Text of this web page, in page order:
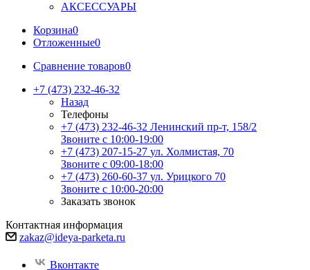
АКСЕССУАРЫ
Корзина0
Отложенные0
Сравнение товаров0
+7 (473) 232-46-32
Назад
Телефоны
+7 (473) 232-46-32 Ленинский пр-т, 158/2
Звоните с 10:00-19:00
+7 (473) 207-15-27 ул. Холмистая, 70
Звоните с 09:00-18:00
+7 (473) 260-60-37 ул. Урицкого 70
Звоните с 10:00-20:00
Заказать звонок
Контактная информация
zakaz@ideya-parketa.ru
Вконтакте